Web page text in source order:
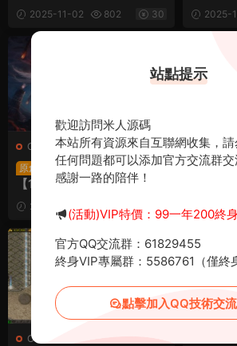
一鍵服務端+PC安卓蘋果三
端+加密工具+視頻架設教程
2025-11-02 802 30
n一鍵
三端+加
2025-
C-傳奇·C-傳奇2 ·手遊服務端·
端遊服務端
原創
XO三端引擎傳奇互通
【1.80西遊暴風合擊】Win
一鍵服務端+PC安卓蘋果三
端+加密工具+視頻架設教程
2025-10-31 990
C-傳奇
端遊服
原創
【1.80
+加密工
2025-
C-傳奇
站點提示
歡迎訪問米人源碼
本站所有資源來自互聯網收集，
任何問題都可以添加官方交流群交
感謝一路的陪伴！
(活動)VIP特價：99一年200終
官方QQ交流群：61829455
終身VIP專屬群：5586761（僅終
點擊加入QQ技術交